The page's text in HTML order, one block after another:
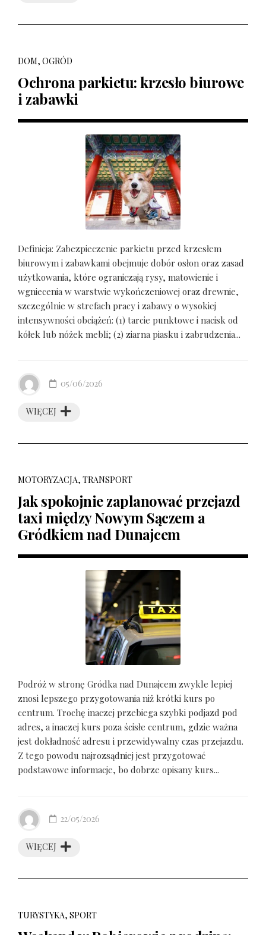
DOM, OGRÓD
Ochrona parkietu: krzesło biurowe
i zabawki
Definicja: Zabezpieczenie parkietu przed krzesłem
biurowym i zabawkami obejmuje dobór osłon oraz zasad
użytkowania, które ograniczają rysy, matowienie i
wgniecenia w warstwie wykończeniowej oraz drewnie,
szczególnie w strefach pracy i zabawy o wysokiej
intensywności obciążeń: (1) tarcie punktowe i nacisk od
kółek lub nóżek mebli; (2) ziarna piasku i zabrudzenia...
WIĘCEJ
05/06/2026
MOTORYZACJA, TRANSPORT
Jak spokojnie zaplanować przejazd
taxi między Nowym Sączem a
Gródkiem nad Dunajcem
Podróż w stronę Gródka nad Dunajcem zwykle lepiej
znosi lepszego przygotowania niż krótki kurs po
centrum. Trochę inaczej przebiega szybki podjazd pod
adres, a inaczej kurs poza ścisłe centrum, gdzie ważna
jest dokładność adresu i przewidywalny czas przejazdu.
Z tego powodu najrozsądniej jest przygotować
podstawowe informacje, bo dobrze opisany kurs...
WIĘCEJ
22/05/2026
TURYSTYKA, SPORT